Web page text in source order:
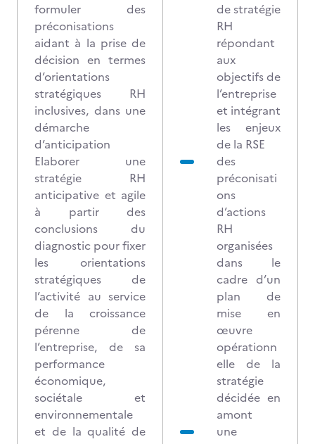
formuler des
préconisations
aidant à la prise de
décision en termes
d’orientations
stratégiques RH
inclusives, dans une
démarche
d’anticipation
Elaborer une
stratégie RH
anticipative et agile
à partir des
conclusions du
diagnostic pour fixer
les orientations
stratégiques de
l’activité au service
de la croissance
pérenne de
l’entreprise, de sa
performance
économique,
sociétale et
environnementale
et de la qualité de
de stratégie
RH
répondant
aux
objectifs de
l’entreprise
et intégrant
les enjeux
de la RSE
des
préconisati
ons
d’actions
RH
organisées
dans le
cadre d’un
plan de
mise en
œuvre
opérationn
elle de la
stratégie
décidée en
amont
une